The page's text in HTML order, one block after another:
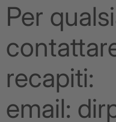
Per
recapiti:
email: